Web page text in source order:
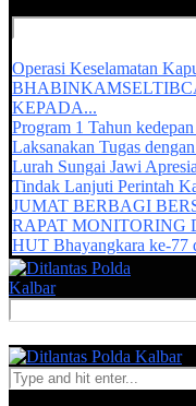
Operasi Keselamatan
KEPADA...
Program 1 Tahun
Laksanakan Tugas
Lurah Sungai Jawi
Tindak Lanjuti Perintah
JUMAT BERBAGI
RAPAT MONITORING
HUT Bhayangkara ke-77